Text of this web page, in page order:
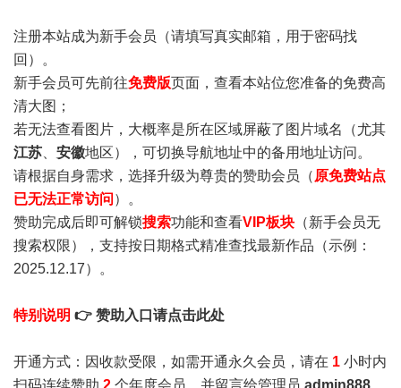
注册本站成为新手会员 （请填写真实邮箱，用于密码找
回）。
新手会员可先前往免费版页面，查看本站位您准备的免费高
清大图；
若无法查看图片，大概率是所在区域屏蔽了图片域名（尤其
江苏
安徽地区），可切换导航地址中的备用地址访问。
请根据自身需求，选择升级为尊贵的赞助会员（ 原免费站点
已无法正常访问 ）。
赞助完成后即可解锁搜索功能和查看VIP板块 （新手会员无
搜索权限），支持按日期格式精准查找最新作品（示例：
2025.12.17）。
特别说明 👉 赞助入口请点击此处
开通方式：因收款受限，如需开通永久会员，请在 1 小时内
扫码连续赞助 2 个年度会员，并留言给管理员 admin888